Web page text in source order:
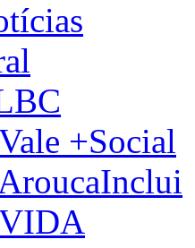
+Social